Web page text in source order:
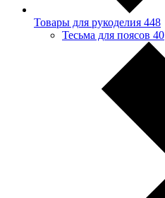
Товары для рукоделия 448
Тесьма для поясов 40